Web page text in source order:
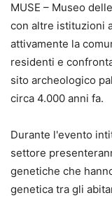
MUSE – Museo
con altre istituzioni
attivamente la
residenti e
sito archeologico
circa 4.000 anni fa.
Durante l'evento
settore
genetiche che
genetica tra gli